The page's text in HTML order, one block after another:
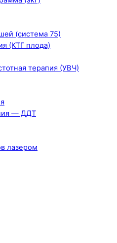
(система 75)
(КТГ плода)
терапия (УВЧ)
— ДДТ
лазером